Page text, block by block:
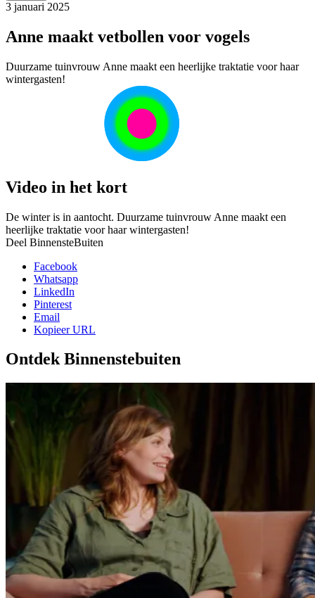
3 januari 2025
Anne maakt vetbollen voor vogels
Duurzame tuinvrouw Anne maakt een heerlijke traktatie voor haar
wintergasten!
Video in het kort
De winter is in aantocht. Duurzame tuinvrouw Anne maakt een
heerlijke traktatie voor haar wintergasten!
Deel BinnensteBuiten
Facebook
Whatsapp
LinkedIn
Pinterest
Email
Kopieer URL
Ontdek Binnenstebuiten